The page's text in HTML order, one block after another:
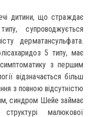
дитини, що страждає
супроводжується
дерматансульфата.
5 типу, має
симптоматику з першим
відзначається більш
з повною відсутністю
синдром Шейе займає
малюкової